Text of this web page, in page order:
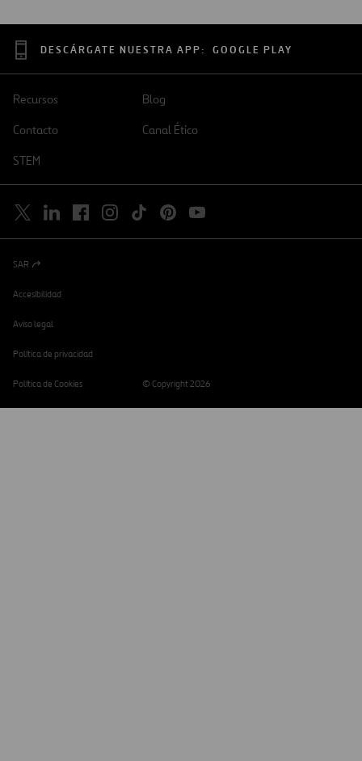
DESCÁRGATE NUESTRA APP: GOOGLE PLAY
Recursos
Blog
Contacto
Canal Ético
STEM
Abrir
una
nueva
SAR
Accesibilidad
Aviso legal
Política de privacidad
Política de Cookies © Copyright 2026